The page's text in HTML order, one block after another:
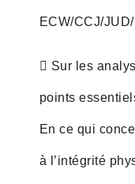
ECW/CCJ/JUD/
 Sur les
points
En ce qui
à l’intégrité